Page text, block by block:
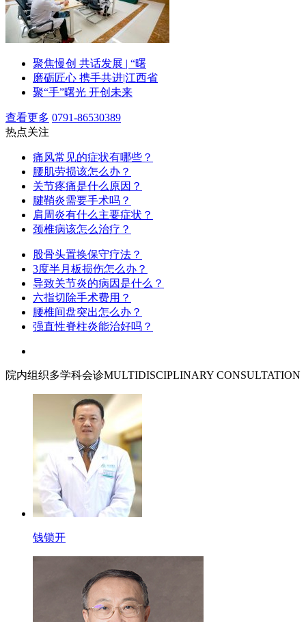
聚焦慢创 共话发展 | “曙
磨砺匠心 携手共进|江西省
聚“手”曙光 开创未来
查看更多 0791-86530389
热点关注
痛风常见的症状有哪些？
腰肌劳损该怎么办？
关节疼痛是什么原因？
腱鞘炎需要手术吗？
肩周炎有什么主要症状？
颈椎病该怎么治疗？
股骨头置换保守疗法？
3度半月板损伤怎么办？
导致关节炎的病因是什么？
六指切除手术费用？
腰椎间盘突出怎么办？
强直性脊柱炎能治好吗？
院内组织多学科会诊MULTIDISCIPLINARY CONSULTATION
钱锁开